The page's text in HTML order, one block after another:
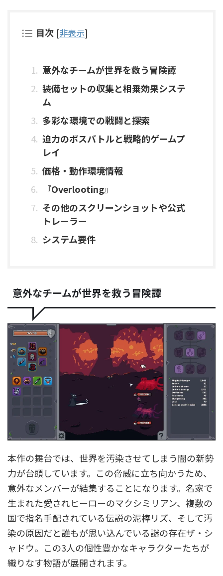
目次 [非表示]
意外なチームが世界を救う冒険譚
装備セットの収集と相乗効果システ
ム
多彩な環境での戦闘と探索
迫力のボスバトルと戦略的ゲームプ
レイ
価格・動作環境情報
『Overlooting』
その他のスクリーンショットや公式
トレーラー
システム要件
意外なチームが世界を救う冒険譚
本作の舞台では、世界を汚染させてしまう闇の新勢
力が台頭しています。この脅威に立ち向かうため、
意外なメンバーが結集することになります。名家で
生まれた愛されヒーローのマクシミリアン、複数の
国で指名手配されている伝説の泥棒リズ、そして汚
染の原因だと誰もが思い込んでいる謎の存在ザ・シ
ャドウ。この3人の個性豊かなキャラクターたちが
織りなす物語が展開されます。